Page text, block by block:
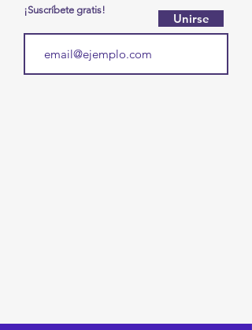
¡Suscríbete gratis!
Unirse